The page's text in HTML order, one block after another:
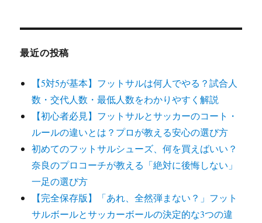
の
ペ
ー
ジ
送
り
最近の投稿
【5対5が基本】フットサルは何人でやる？試合人
数・交代人数・最低人数をわかりやすく解説
【初心者必見】フットサルとサッカーのコート・
ルールの違いとは？プロが教える安心の選び方
初めてのフットサルシューズ、何を買えばいい？
奈良のプロコーチが教える「絶対に後悔しない」
一足の選び方
【完全保存版】「あれ、全然弾まない？」フット
サルボールとサッカーボールの決定的な3つの違